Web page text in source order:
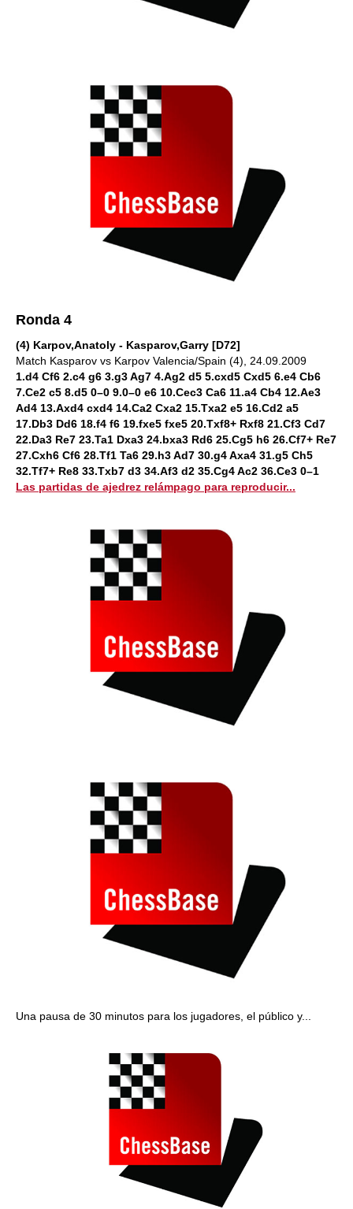
Ronda 4
(4) Karpov,Anatoly - Kasparov,Garry [D72]
Match Kasparov vs Karpov Valencia/Spain (4), 24.09.2009
1.d4 Cf6 2.c4 g6 3.g3 Ag7 4.Ag2 d5 5.cxd5 Cxd5 6.e4 Cb6
7.Ce2 c5 8.d5 0–0 9.0–0 e6 10.Cec3 Ca6 11.a4 Cb4 12.Ae3
Ad4 13.Axd4 cxd4 14.Ca2 Cxa2 15.Txa2 e5 16.Cd2 a5
17.Db3 Dd6 18.f4 f6 19.fxe5 fxe5 20.Txf8+ Rxf8 21.Cf3 Cd7
22.Da3 Re7 23.Ta1 Dxa3 24.bxa3 Rd6 25.Cg5 h6 26.Cf7+ Re7
27.Cxh6 Cf6 28.Tf1 Ta6 29.h3 Ad7 30.g4 Axa4 31.g5 Ch5
32.Tf7+ Re8 33.Txb7 d3 34.Af3 d2 35.Cg4 Ac2 36.Ce3 0–1
Las partidas de ajedrez relámpago para reproducir...
Una pausa de 30 minutos para los jugadores, el público y...